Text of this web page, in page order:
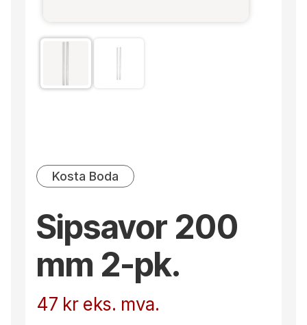
Kosta Boda
Sipsavor 200
mm 2-pk.
47 kr eks. mva.